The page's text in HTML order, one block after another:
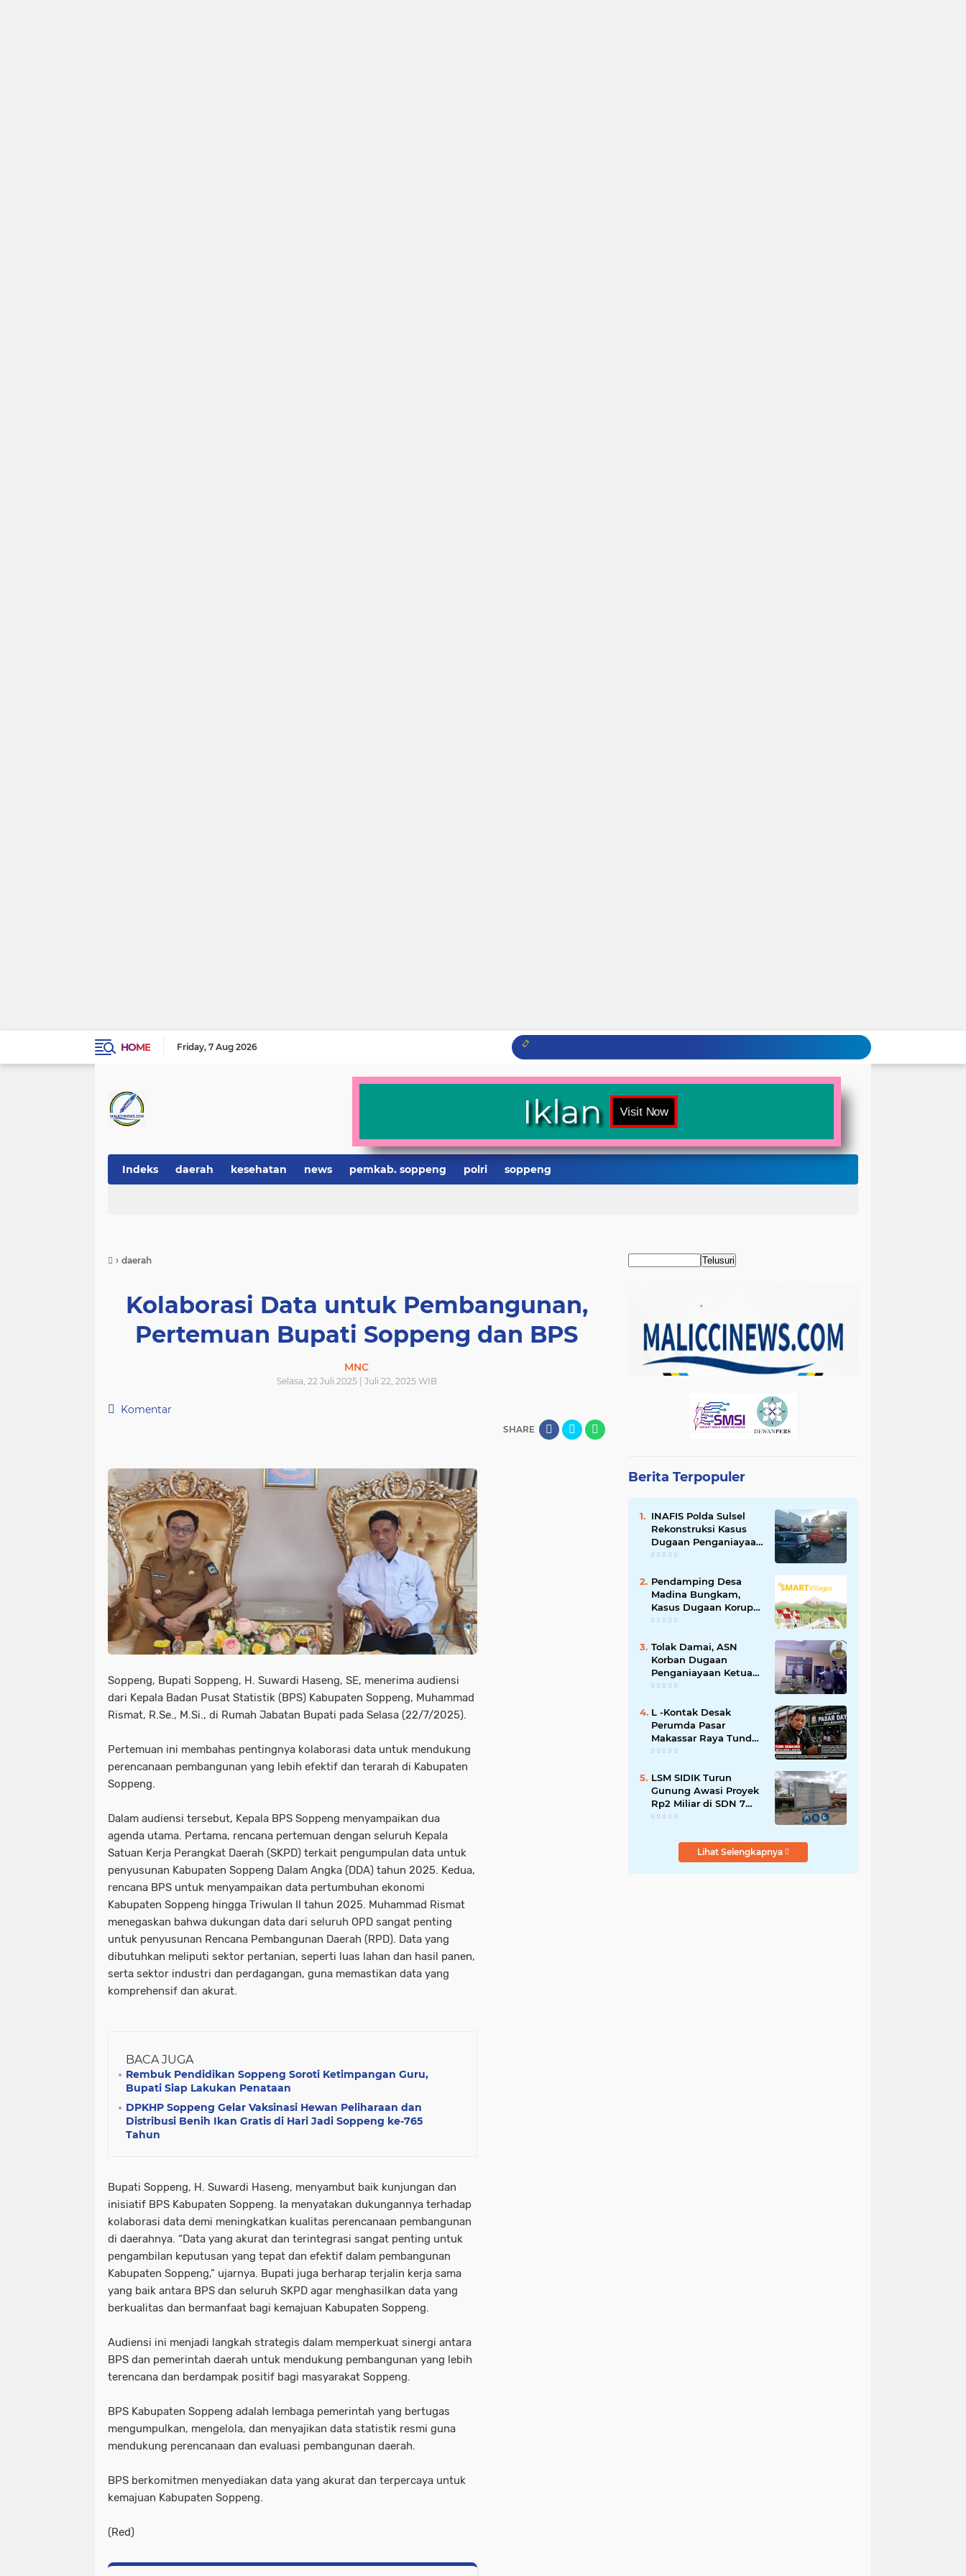
HOME Friday 7 Aug 2026
Iklan
Indeks daerah kesehatan news pemkab. soppeng polri soppeng
› daerah
Kolaborasi Data untuk Pembangunan,
Pertemuan Bupati Soppeng dan BPS
MNC
Selasa, 22 Juli 2025 | Juli 22, 2025 WIB
Komentar
SHARE
Soppeng, Bupati Soppeng, H. Suwardi Haseng, SE, menerima audiensi
dari Kepala Badan Pusat Statistik (BPS) Kabupaten Soppeng, Muhammad
Rismat, R.Se., M.Si., di Rumah Jabatan Bupati pada Selasa (22/7/2025).
Pertemuan ini membahas pentingnya kolaborasi data untuk mendukung
perencanaan pembangunan yang lebih efektif dan terarah di Kabupaten
Soppeng.
Dalam audiensi tersebut, Kepala BPS Soppeng menyampaikan dua
agenda utama. Pertama, rencana pertemuan dengan seluruh Kepala
Satuan Kerja Perangkat Daerah (SKPD) terkait pengumpulan data untuk
penyusunan Kabupaten Soppeng Dalam Angka (DDA) tahun 2025. Kedua,
rencana BPS untuk menyampaikan data pertumbuhan ekonomi
Kabupaten Soppeng hingga Triwulan II tahun 2025. Muhammad Rismat
menegaskan bahwa dukungan data dari seluruh OPD sangat penting
untuk penyusunan Rencana Pembangunan Daerah (RPD). Data yang
dibutuhkan meliputi sektor pertanian, seperti luas lahan dan hasil panen,
serta sektor industri dan perdagangan, guna memastikan data yang
komprehensif dan akurat.
BACA JUGA
Rembuk Pendidikan Soppeng Soroti Ketimpangan Guru,
Bupati Siap Lakukan Penataan
DPKHP Soppeng Gelar Vaksinasi Hewan Peliharaan dan
Distribusi Benih Ikan Gratis di Hari Jadi Soppeng ke-765
Tahun
Bupati Soppeng, H. Suwardi Haseng, menyambut baik kunjungan dan
inisiatif BPS Kabupaten Soppeng. Ia menyatakan dukungannya terhadap
kolaborasi data demi meningkatkan kualitas perencanaan pembangunan
di daerahnya. “Data yang akurat dan terintegrasi sangat penting untuk
pengambilan keputusan yang tepat dan efektif dalam pembangunan
Kabupaten Soppeng,” ujarnya. Bupati juga berharap terjalin kerja sama
yang baik antara BPS dan seluruh SKPD agar menghasilkan data yang
berkualitas dan bermanfaat bagi kemajuan Kabupaten Soppeng.
Audiensi ini menjadi langkah strategis dalam memperkuat sinergi antara
BPS dan pemerintah daerah untuk mendukung pembangunan yang lebih
terencana dan berdampak positif bagi masyarakat Soppeng.
BPS Kabupaten Soppeng adalah lembaga pemerintah yang bertugas
mengumpulkan, mengelola, dan menyajikan data statistik resmi guna
mendukung perencanaan dan evaluasi pembangunan daerah.
BPS berkomitmen menyediakan data yang akurat dan terpercaya untuk
kemajuan Kabupaten Soppeng.
(Red)
Berita Terpopuler
INAFIS Polda Sulsel
Rekonstruksi Kasus
Dugaan Penganiayaan
Pegawai BKSDM
Pendamping Desa
Madina Bungkam,
Kasus Dugaan Korupsi
Smart Village Makin
Tolak Damai, ASN
Korban Dugaan
Penganiayaan Ketua
DPRD Soppeng Pilih
L -Kontak Desak
Perumda Pasar
Makassar Raya Tunda
Penyegelan Kios Pasar
LSM SIDIK Turun
Gunung Awasi Proyek
Rp2 Miliar di SDN 7
Salotungo, Ada Pesan
Lihat Selengkapnya